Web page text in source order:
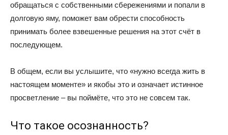
обращаться с собственными сбережениями и попали в
долговую яму, поможет вам обрести способность
принимать более взвешенные решения на этот счёт в
последующем.
В общем, если вы услышите, что «нужно всегда жить в
настоящем моменте» и якобы это и означает истинное
просветление – вы поймёте, что это не совсем так.
Что такое осознанность?